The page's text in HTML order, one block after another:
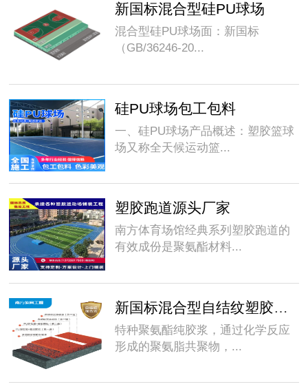
新国标混合型硅PU球场
混合型硅PU球场面：新国标
（GB/36246-20...
硅PU球场包工包料
一、硅PU球场产品概述：塑胶篮球
场又称全天候运动篮...
塑胶跑道源头厂家
南方体育场馆经典系列塑胶跑道的
有效成份是聚氨酯材料...
新国标混合型自结纹塑胶跑道
特种聚氨酯纯胶浆，通过化学反应
形成的聚氨脂共聚物，...